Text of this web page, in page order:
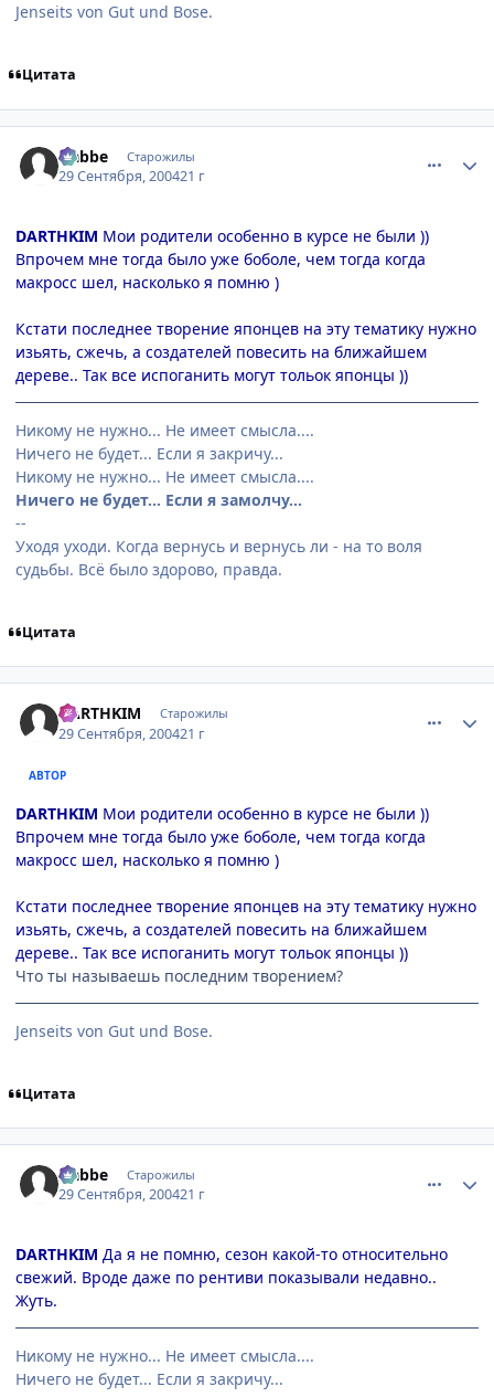
Jenseits von Gut und Bose.
Цитата
Nabbe Старожилы
29 Сентября, 200421 г
DARTHKIM Мои родители особенно в курсе не были ))
Впрочем мне тогда было уже боболе, чем тогда когда
макросс шел, насколько я помню )
Кстати последнее творение японцев на эту тематику нужно
изьять, сжечь, а создателей повесить на ближайшем
дереве.. Так все испоганить могут тольок японцы ))
Никому не нужно... Не имеет смысла....
Ничего не будет... Если я закричу...
Никому не нужно... Не имеет смысла....
Ничего не будет... Если я замолчу...
--
Уходя уходи. Когда вернусь и вернусь ли - на то воля
судьбы. Всё было здорово, правда.
Цитата
DARTHKIM Старожилы
29 Сентября, 200421 г
АВТОР
DARTHKIM Мои родители особенно в курсе не были ))
Впрочем мне тогда было уже боболе, чем тогда когда
макросс шел, насколько я помню )
Кстати последнее творение японцев на эту тематику нужно
изьять, сжечь, а создателей повесить на ближайшем
дереве.. Так все испоганить могут тольок японцы ))
Что ты называешь последним творением?
Jenseits von Gut und Bose.
Цитата
Nabbe Старожилы
29 Сентября, 200421 г
DARTHKIM Да я не помню, сезон какой-то относительно
свежий. Вроде даже по рентиви показывали недавно..
Жуть.
Никому не нужно... Не имеет смысла....
Ничего не будет... Если я закричу...